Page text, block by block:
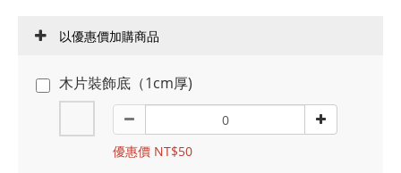
以優惠價加購商品
木片裝飾底（1cm厚)
優惠價 NT$50